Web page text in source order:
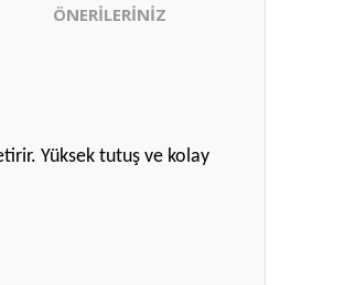
ÖNERİLERİNİZ
Yüksek tutuş ve kolay